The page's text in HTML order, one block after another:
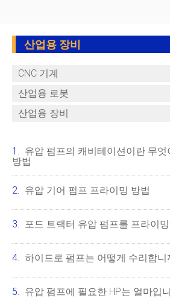
산업용 장비
CNC 기계
산업용 로봇
산업용 장비
유압 펌프의 캐비테이션이란 무
방법
유압 기어 펌프 프라이밍 방법
포드 트랙터 유압 펌프를 프라이
하이드로 펌프는 어떻게 수리합니
유압 펌프에 필요한 HP는 얼마입